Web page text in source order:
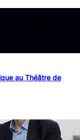
au Théâtre de